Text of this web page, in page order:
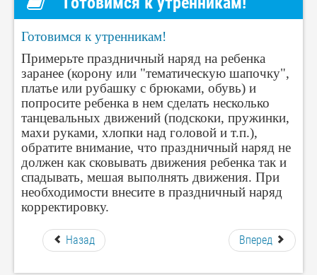
Готовимся к утренникам!
Примерьте праздничный наряд на ребенка
заранее (корону или "тематическую шапочку",
платье или рубашку с брюками, обувь) и
попросите ребенка в нем сделать несколько
танцевальных движений (подскоки, пружинки,
махи руками, хлопки над головой и т.п.),
обратите внимание, что праздничный наряд не
должен как сковывать движения ребенка так и
спадывать, мешая выполнять движения. При
необходимости внесите в праздничный наряд
корректировку.
Назад Вперед